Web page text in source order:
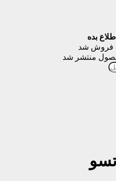
بده
فروش شد
منتشر شد